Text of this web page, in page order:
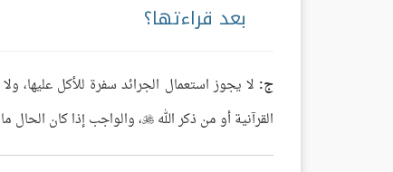
بعد قراءتها؟
ج: لا يجوز استعمال الجرائد سفرة للأكل عليها،
القرآنية أو من ذكر الله ، والواجب إذا كان